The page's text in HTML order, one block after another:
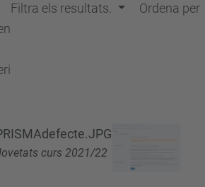
Filtra els resultats. Ordena per
curs 2021/22